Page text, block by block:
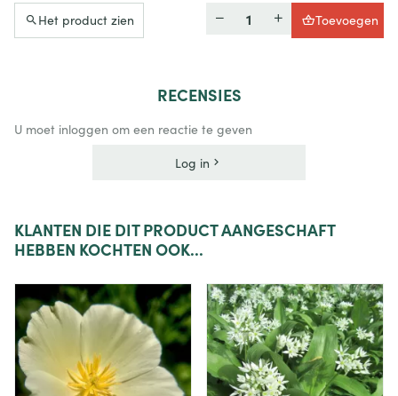
Het product zien Toevoegen
RECENSIES
U moet inloggen om een reactie te geven
Log in
KLANTEN DIE DIT PRODUCT AANGESCHAFT
HEBBEN KOCHTEN OOK...